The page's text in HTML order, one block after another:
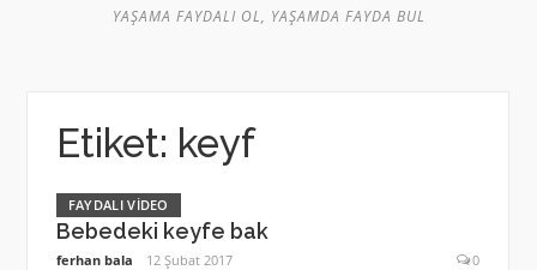
YAŞAMA FAYDALI OL, YAŞAMDA FAYDA BUL
Etiket: keyf
FAYDALI VIDEO
Bebedeki keyfe bak
ferhan bala 12 Şubat 2017 0